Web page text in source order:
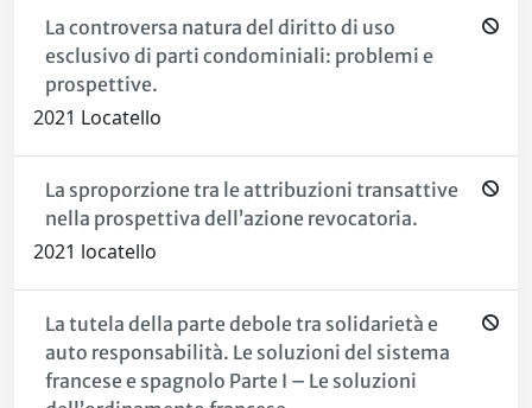
La controversa natura del diritto di uso
esclusivo di parti condominiali: problemi e
prospettive.
2021 Locatello
La sproporzione tra le attribuzioni transattive
nella prospettiva dell’azione revocatoria.
2021 locatello
La tutela della parte debole tra solidarietà e
auto responsabilità. Le soluzioni del sistema
francese e spagnolo Parte I – Le soluzioni